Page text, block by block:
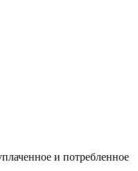
и потребленное